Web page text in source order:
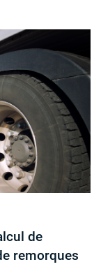
de
remorques